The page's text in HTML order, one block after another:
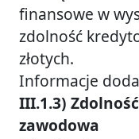
finansowe w
zdolność
złotych.
Informacje
III.1.3)
zawodowa